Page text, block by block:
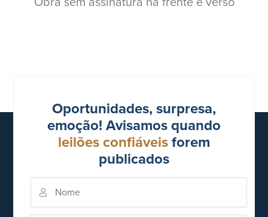
Oportunidades, surpresa,
emoção! Avisamos quando
leilões confiáveis forem
publicados